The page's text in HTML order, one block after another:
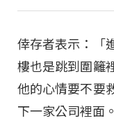
倖存者表示：「
樓也是跳到圍籬
他的心情要不要
下一家公司裡面。